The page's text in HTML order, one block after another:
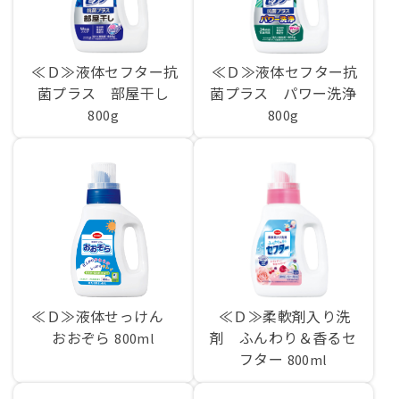
≪Ｄ≫液体セフター抗
菌プラス 部屋干し
800g
≪Ｄ≫液体セフター抗
菌プラス パワー洗浄
800g
≪Ｄ≫液体せっけん
おおぞら800ml
≪Ｄ≫柔軟剤入り洗
剤 ふんわり＆香るセ
フター 800ml